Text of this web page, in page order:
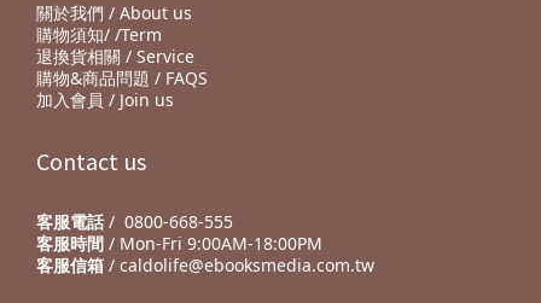
關於我們 / About us
購物須知/ /Term
退換貨相關 / Service
購物&商品問題 / FAQS
加入會員 / Join us
Contact us
客服電話 / 0800-668-555
客服時間 / Mon-Fri 9:00AM-18:00PM
客服信箱 / caldolife@ebooksmedia.com.tw